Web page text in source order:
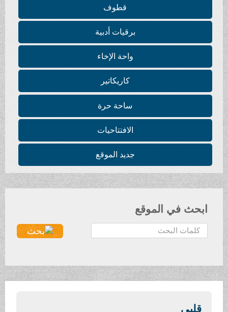
قطوف
برقيات أدبية
واحة الإخاء
كاريكاتير
ساحة حرة
الافتتاحيات
جديد الموقع
ابحث في الموقع
ح
ث
قلبي